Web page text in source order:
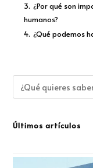
3. ¿Por qué son
humanos?
4. ¿Qué podemos
Últimos artículos